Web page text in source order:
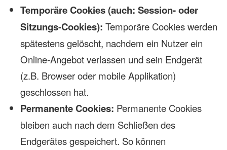
Temporäre Cookies (auch: Session- oder
Sitzungs-Cookies): Temporäre Cookies werden
spätestens gelöscht, nachdem ein Nutzer ein
Online-Angebot verlassen und sein Endgerät
(z.B. Browser oder mobile Applikation)
geschlossen hat.
Permanente Cookies: Permanente Cookies
bleiben auch nach dem Schließen des
Endgerätes gespeichert. So können